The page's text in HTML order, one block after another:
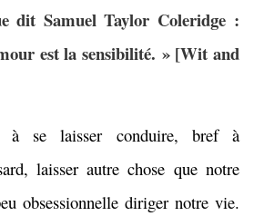
dit Samuel Taylor Coleridge :
est la sensibilité. » [Wit and
se laisser conduire, bref à
laisser autre chose que notre
obsessionnelle diriger notre vie.